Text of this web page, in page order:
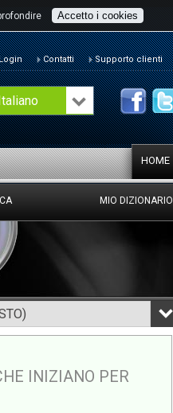
Accetto i cookies
Contatti Supporto clienti
HOME
MIO DIZIONARIO
INIZIANO PER